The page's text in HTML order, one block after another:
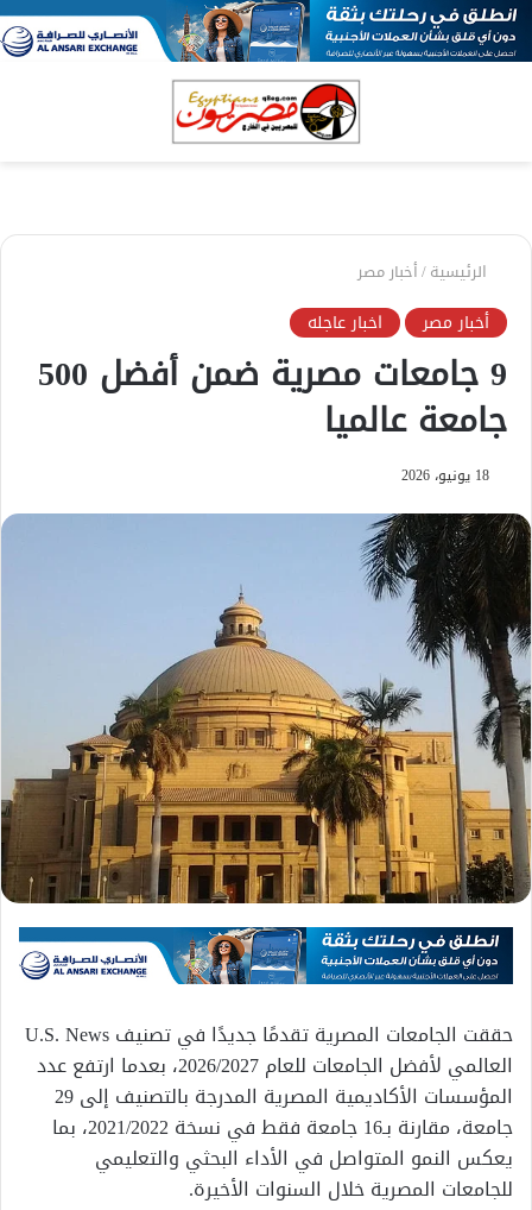
الرئيسية/أخبار مصر
أخبار مصر اخبار عاجله
9 جامعات مصرية ضمن أفضل 500
جامعة عالميا
18 يونيو، 2026
حققت الجامعات المصرية تقدمًا جديدًا في تصنيف U.S. News
العالمي لأفضل الجامعات للعام 2026/2027، بعدما ارتفع عدد
المؤسسات الأكاديمية المصرية المدرجة بالتصنيف إلى 29
جامعة، مقارنة بـ16 جامعة فقط في نسخة 2021/2022، بما
يعكس النمو المتواصل في الأداء البحثي والتعليمي
للجامعات المصرية خلال السنوات الأخيرة.